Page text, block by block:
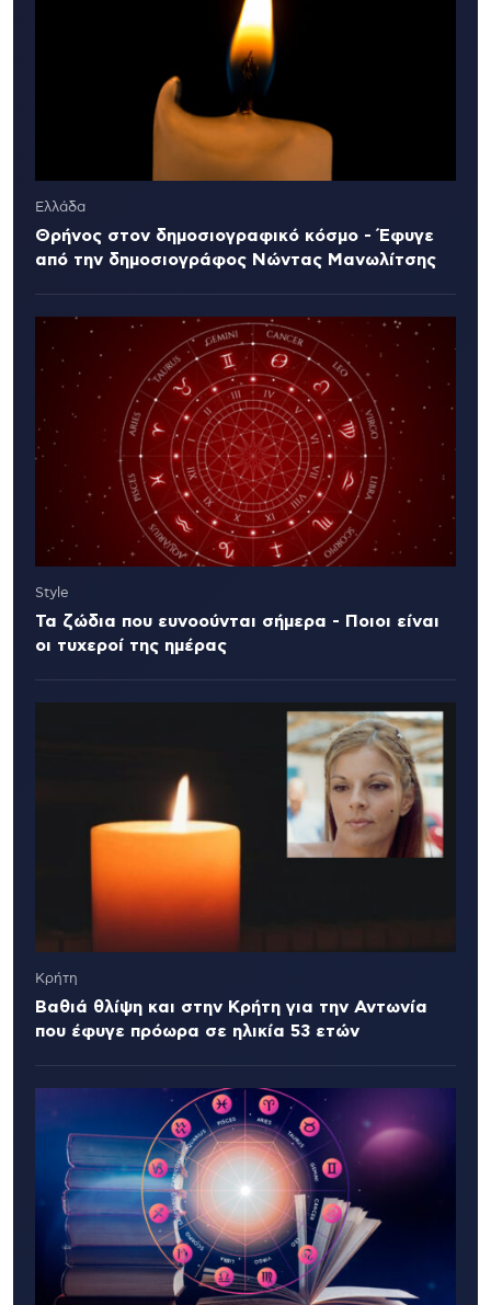
Ελλάδα
Θρήνος στον δημοσιογραφικό κόσμο - Έφυγε
από την δημοσιογράφος Νώντας Μανωλίτσης
Style
Τα ζώδια που ευνοούνται σήμερα - Ποιοι είναι
οι τυχεροί της ημέρας
Κρήτη
Βαθιά θλίψη και στην Κρήτη για την Αντωνία
που έφυγε πρόωρα σε ηλικία 53 ετών